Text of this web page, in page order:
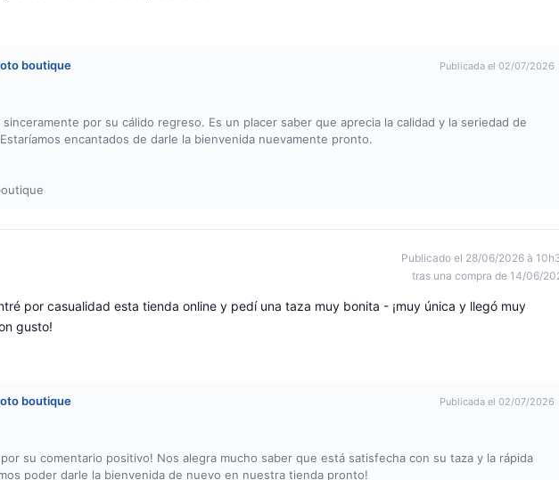
boutique Publicada el 02/07/2026
sinceramente por su cálido regreso. Es un placer saber que aprecia la calidad y la seriedad de
encantados de darle la bienvenida nuevamente pronto.
Publicado el 28/06/2026 à
tras una compra de 14/06/
por casualidad esta tienda online y pedí una taza muy bonita - ¡muy única y llegó muy
gusto!
boutique Publicada el 02/07/2026
por su comentario positivo! Nos alegra mucho saber que está satisfecha con su taza y la rápida
poder darle la bienvenida de nuevo en nuestra tienda pronto!